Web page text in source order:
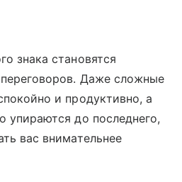
знака становятся
Даже сложные
и продуктивно, а
упираются до последнего,
вас внимательнее